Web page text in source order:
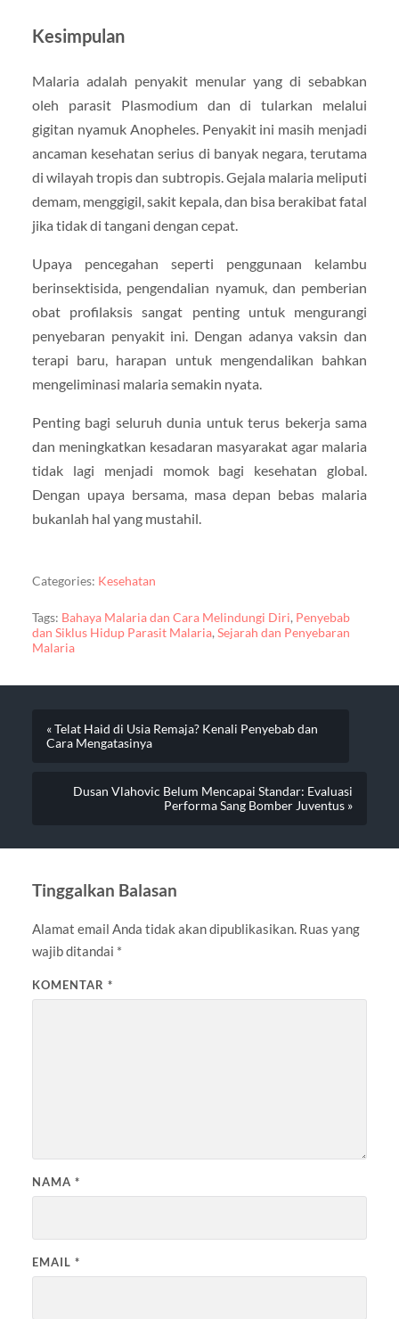
Kesimpulan
Malaria adalah penyakit menular yang di sebabkan
oleh parasit Plasmodium dan di tularkan melalui
gigitan nyamuk Anopheles. Penyakit ini masih menjadi
ancaman kesehatan serius di banyak negara, terutama
di wilayah tropis dan subtropis. Gejala malaria meliputi
demam, menggigil, sakit kepala, dan bisa berakibat fatal
jika tidak di tangani dengan cepat.
Upaya pencegahan seperti penggunaan kelambu
berinsektisida, pengendalian nyamuk, dan pemberian
obat profilaksis sangat penting untuk mengurangi
penyebaran penyakit ini. Dengan adanya vaksin dan
terapi baru, harapan untuk mengendalikan bahkan
mengeliminasi malaria semakin nyata.
Penting bagi seluruh dunia untuk terus bekerja sama
dan meningkatkan kesadaran masyarakat agar malaria
tidak lagi menjadi momok bagi kesehatan global.
Dengan upaya bersama, masa depan bebas malaria
bukanlah hal yang mustahil.
Categories: Kesehatan
Tags: Bahaya Malaria dan Cara Melindungi Diri, Penyebab
dan Siklus Hidup Parasit Malaria, Sejarah dan Penyebaran
Malaria
« Telat Haid di Usia Remaja? Kenali Penyebab dan
Cara Mengatasinya
Dusan Vlahovic Belum Mencapai Standar: Evaluasi
Performa Sang Bomber Juventus »
Tinggalkan Balasan
Alamat email Anda tidak akan dipublikasikan. Ruas yang
wajib ditandai *
KOMENTAR *
NAMA *
EMAIL *